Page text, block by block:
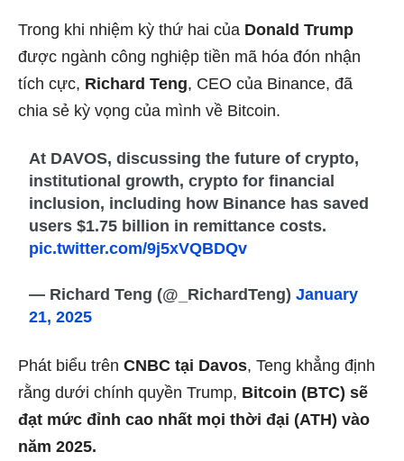
Trong khi nhiệm kỳ thứ hai của Donald Trump
được ngành công nghiệp tiền mã hóa đón nhận
tích cực, Richard Teng, CEO của Binance, đã
chia sẻ kỳ vọng của mình về Bitcoin.
At DAVOS, discussing the future of crypto,
institutional growth, crypto for financial
inclusion, including how Binance has saved
users $1.75 billion in remittance costs.
pic.twitter.com/9j5xVQBDQv
— Richard Teng (@_RichardTeng)January
21, 2025
Phát biểu trên CNBC tại Davos, Teng khẳng định
rằng dưới chính quyền Trump, Bitcoin (BTC) sẽ
đạt mức đỉnh cao nhất mọi thời đại (ATH) vào
năm 2025.